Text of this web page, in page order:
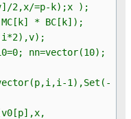
2,x/=p-k);x );
* BC[k]);
nn=vector(10);
1),Set(-